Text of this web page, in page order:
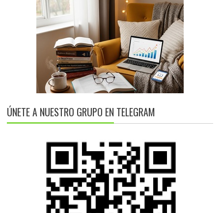
ÚNETE A NUESTRO GRUPO EN TELEGRAM